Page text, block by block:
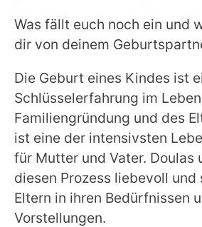
Was fällt euch noch ein und
dir von deinem
Die Geburt eines Kindes ist
Schlüsselerfahrung im
Familiengründung und des
ist eine der intensivsten
für Mutter und Vater. Doulas
diesen Prozess liebevoll und
Eltern in ihren Bedürfnissen
Vorstellungen.